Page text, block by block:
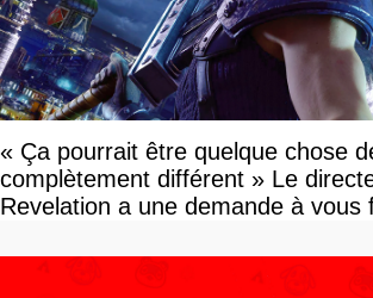
« Ça pourrait être quelque chose
complètement différent » Le
Revelation a une demande à vous